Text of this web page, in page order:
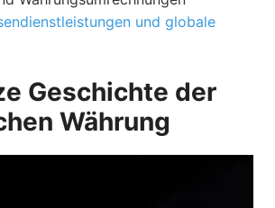
und globale
Geschichte der
Währung